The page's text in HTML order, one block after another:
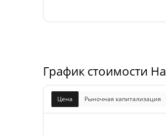
капитализация
График стоимости
Цена Рыночная капитализация